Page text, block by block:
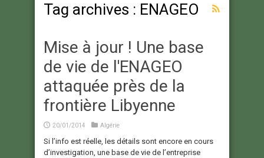
Tag archives : ENAGEO
Mise à jour ! Une base
de vie de l'ENAGEO
attaquée près de la
frontière Libyenne
20/01/2014 Algérie
Si l’info est réelle, les détails sont encore en cours
d’investigation, une base de vie de l’entreprise